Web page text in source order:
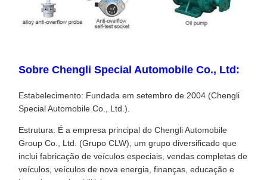
Sobre Chengli Special Automobile Co., Ltd:
Estabelecimento: Fundada em setembro de 2004 (Chengli
Special Automobile Co., Ltd.).
Estrutura: É a empresa principal do Chengli Automobile
Group Co., Ltd. (Grupo CLW), um grupo diversificado que
inclui fabricação de veículos especiais, vendas completas de
veículos, veículos de nova energia, finanças, educação e